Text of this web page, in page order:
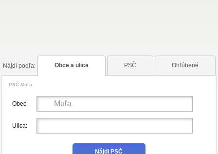
Nájdi podľa: Obce a ulice PSČ Obľúbené
PSČ Muľa
Obec:
Ulica: